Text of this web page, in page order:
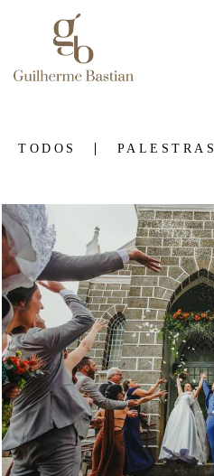
TODOS PALESTRAS
233